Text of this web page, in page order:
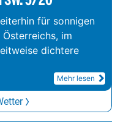
für sonnigen
im
dichtere
Mehr lesen